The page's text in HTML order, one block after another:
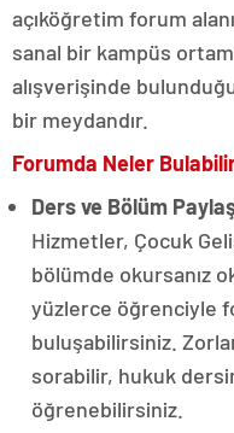
açıköğretim forum
sanal bir kampüs
alışverişinde
bir meydandır.
Forumda Neler
Ders ve Bölüm
Hizmetler, Çocuk
bölümde okursanız
yüzlerce öğrenciyle
buluşabilirsiniz.
sorabilir, hukuk
öğrenebilirsiniz.